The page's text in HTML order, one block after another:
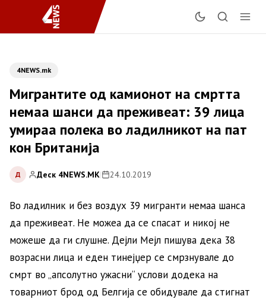
4NEWS.mk
Мигрантите од камионот на смртта
немаа шанси да преживеат: 39 лица
умираа полека во ладилникот на пат
кон Британија
Д Деск 4NEWS.MK| 24.10.2019
Во ладилник и без воздух 39 мигранти немаа шанса
да преживеат. Не можеа да се спасат и никој не
можеше да ги слушне. Дејли Мејл пишува дека 38
возрасни лица и еден тинејџер се смрзнувале до
смрт во „апсолутно ужасни“ услови додека на
товарниот брод од Белгија се обидувале да стигнат